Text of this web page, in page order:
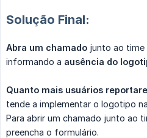
Solução Final:
Abra um chamado junto ao time
informando a ausência do
Quanto mais usuários
tende a implementar o logotipo
Para abrir um chamado junto ao
preencha o formulário.